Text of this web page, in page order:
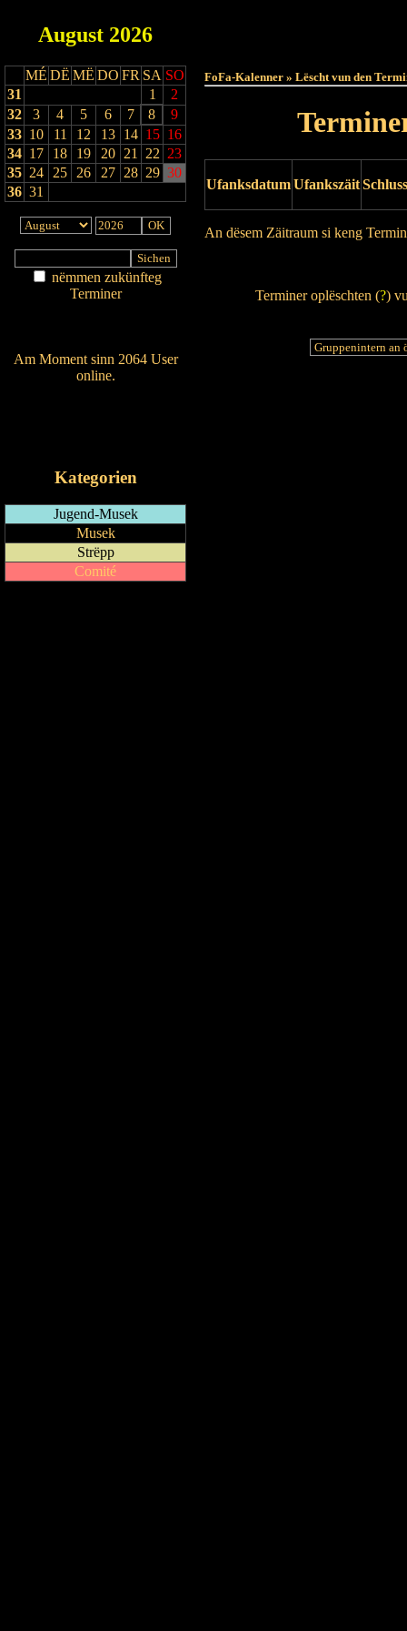
August 2026
MÉ DË MË DO FR SA SO
31
1
2
32
3 4 5 6 7 8
9
33 10 11 12 13 14 15 16
34 17 18 19 20 21 22 23
35 24 25 26 27 28 29 30
36 31
nëmmen zukünfteg
Terminer
Am Moment sinn 2064 User
online.
Kategorien
Jugend-Musek
Musek
Strëpp
Comité
FoFa-Kalenner » Lëscht vun den
UfanksdatumUfankszäit
An dësem Zäitraum si keng
Terminer oplëschten (?)